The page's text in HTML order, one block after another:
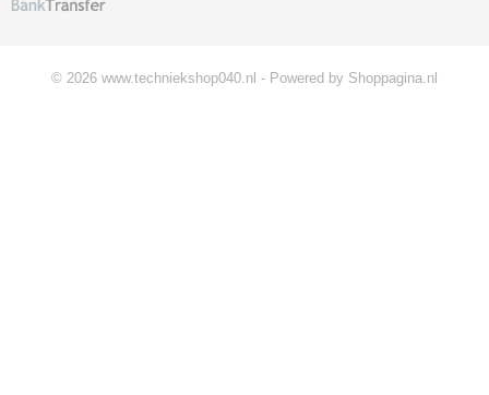
© 2026 www.techniekshop040.nl - Powered by Shoppagina.nl